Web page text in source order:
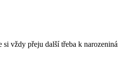
vždy přeju další třeba k